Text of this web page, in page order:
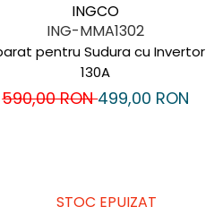
INGCO
ING-MMA1302
pentru Sudura cu Invertor
130A
590,00 RON499,00 RON
STOC EPUIZAT